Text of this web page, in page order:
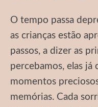
O tempo passa
as crianças estão
passos, a dizer as
percebamos, elas já
momentos
memórias. Cada